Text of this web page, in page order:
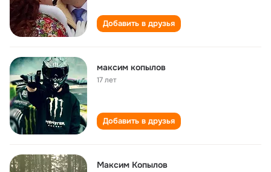
Добавить в друзья
максим копылов
17 лет
Добавить в друзья
Максим Копылов